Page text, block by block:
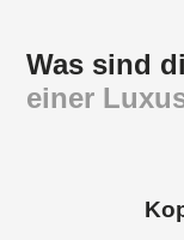
Was sind
einer